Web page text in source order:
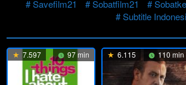
Savefilm21
Sobatfilm21
Subtitle
7.597 97 min 6.115 110 min